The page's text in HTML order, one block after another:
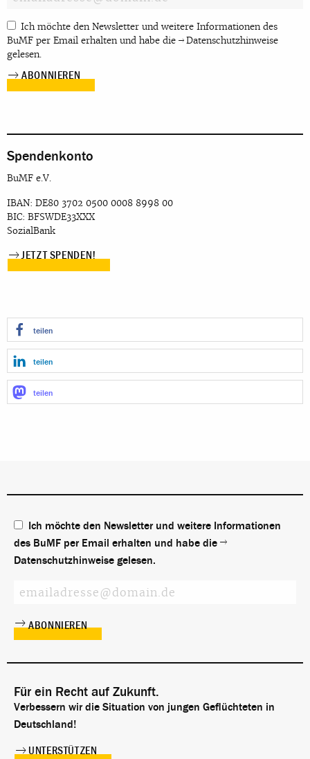
Ich möchte den Newsletter und weitere Informationen des
BuMF per Email erhalten und habe die
Datenschutzhinweise
gelesen.
Spendenkonto
BuMF e.V.
IBAN: DE80 3702 0500 0008 8998 00
BIC: BFSWDE33XXX
SozialBank
JETZT SPENDEN!
teilen
teilen
teilen
Ich möchte den Newsletter und weitere Informationen
des BuMF per Email erhalten und habe die
Datenschutzhinweise gelesen.
Für ein Recht auf Zukunft.
Verbessern wir die Situation von jungen Geflüchteten in
Deutschland!
UNTERSTÜTZEN